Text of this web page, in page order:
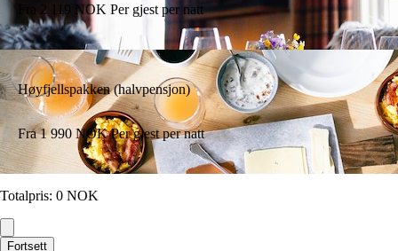
2 119 NOK Per gjest per natt
Høyfjellspakken (halvpensjon)
Fra 1 990 NOK Per gjest per natt
Totalpris: 0 NOK
Fortsett